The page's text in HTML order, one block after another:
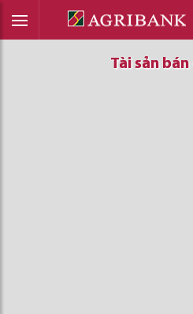
Tài sản
Tài sản
Tài sản